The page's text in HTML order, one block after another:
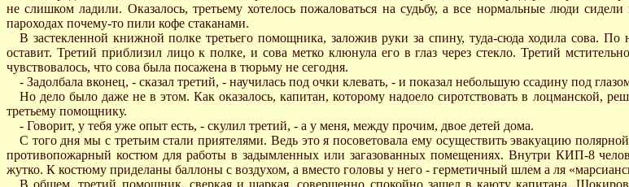
не слишком ладили. Оказалось, третьему хотелось пожаловаться на судьбу, а все нормальные люди
пароходах почему-то пили кофе стаканами.
В застекленной книжной полке третьего помощника, заложив руки за спину, туда-сюда ходила сова.
оставит. Третий приблизил лицо к полке, и сова метко клюнула его в глаз через стекло. Третий
чувствовалось, что сова была посажена в тюрьму не сегодня.
- Задолбала вконец, - сказал третий, - научилась под очки клевать, - и показал небольшую ссадину под
Но дело было даже не в этом. Как оказалось, капитан, которому надоело сиротствовать в лоцманской,
третьему помощнику.
- Говорит, у тебя уже опыт есть, - скулил третий, - а у меня, между прочим, двое детей дома.
С того дня мы с третьим стали приятелями. Ведь это я посоветовала ему осуществить эвакуацию
противопожарный костюм для работы в задымленных или загазованных помещениях. Внутри КИП-8
жутко. К костюму приделаны баллоны с воздухом, а вместо головы у него - герметичный шлем а ля
В общем, третий помощник, сверкая и шаркая, совершенно спокойно зашел в каюту капитана.